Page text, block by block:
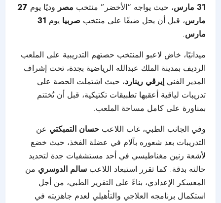
31 مارس
، حيث يواجه “الأخضر” منتخب مصر وديًا يوم 27
مارس، قبل أن يحل ضيفًا على منتخب صربيا يوم 31
مارس.
ميدانيًا، خاض لاعبو المنتخب حصتهم التدريبية على الملعب
الرديف بمدينة الملك عبدالله الرياضية بجدة، تحت إشراف
المدير الفنيإيرڤي رينارد، حيث اشتملت الحصة على
تدريبات لياقية أعقبها تطبيقات تكتيكية، قبل أن تُختتم
بمناورة على كامل مساحة الملعب.
وفي الجانب الطبي، غاب اللاعبحسان التمبكتي عن
التدريبات بعد شعوره بآلام في عضلة الفخذ، حيث خضع
لأشعة رنين مغناطيسي في أحد مستشفيات جدة لتحديد
حالته بدقة. كما تقرر استبعاد اللاعبسالم الدوسري من
المعسكر الإعدادي، بناءً على التقرير الطبي، من أجل
استكمال برنامجه العلاجي والتأهيلي لعدم جاهزيته في